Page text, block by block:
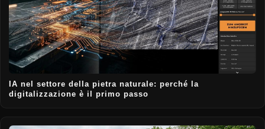
IA nel settore della pietra naturale: perché la
digitalizzazione è il primo passo